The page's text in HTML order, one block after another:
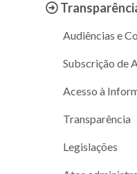
Audiências e
Subscrição de
Acesso à
Transparência
Legislações